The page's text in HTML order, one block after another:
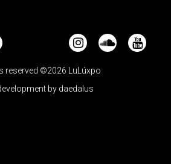
reserved ©2026 LuLúxpo
by daedalus